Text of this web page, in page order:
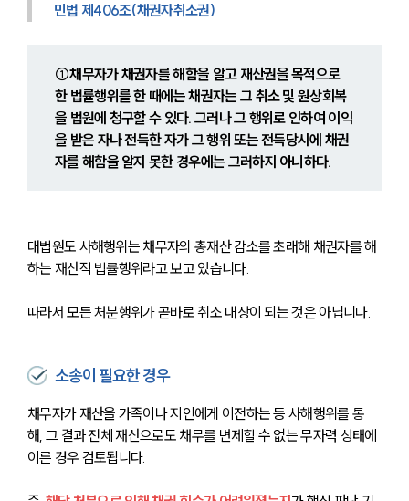
민법 제406조(채권자취소권)
①채무자가 채권자를 해함을 알고 재산권을 목적으로
한 법률행위를 한 때에는 채권자는 그 취소 및 원상회복
을 법원에 청구할 수 있다. 그러나 그 행위로 인하여 이익
을 받은 자나 전득한 자가 그 행위 또는 전득당시에 채권
자를 해함을 알지 못한 경우에는 그러하지 아니하다.
대법원도 사해행위는 채무자의 총재산 감소를 초래해 채권자를 해
하는 재산적 법률행위라고 보고 있습니다.
따라서 모든 처분행위가 곧바로 취소 대상이 되는 것은 아닙니다.
소송이 필요한 경우
채무자가 재산을 가족이나 지인에게 이전하는 등 사해행위를 통
해, 그 결과 전체 재산으로도 채무를 변제할 수 없는 무자력 상태에
이른 경우 검토됩니다.